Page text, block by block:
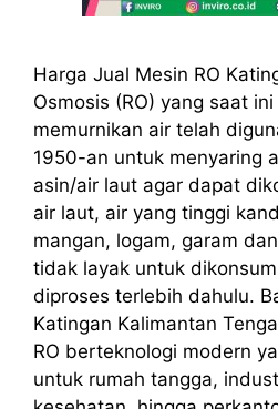
Harga Jual Mesin RO
Osmosis (RO) yang saat
memurnikan air telah
1950-an untuk menyaring
asin/air laut agar dapat
air laut, air yang tinggi
mangan, logam, garam
tidak layak untuk
diproses terlebih dahulu.
Katingan Kalimantan
RO berteknologi modern
untuk rumah tangga,